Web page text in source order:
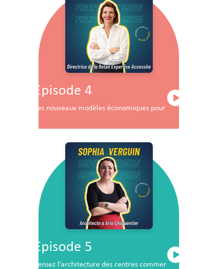
Episode 4
Les nouveaux modèles économiques pour les centres
Episode 5
Pensez l’architecture des centres commerciaux de demain